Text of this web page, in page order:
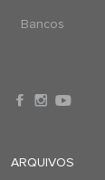
Bancos
ARQUIVOS